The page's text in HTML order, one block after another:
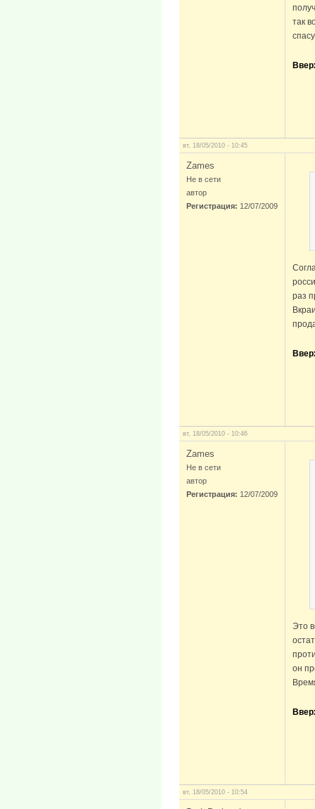
так
вт, 18/05/2010 - 10:45
Zames
Не в сети
автор
Регистрация: 12/07/2009
раз
вт, 18/05/2010 - 10:46
Zames
Не в сети
автор
Регистрация: 12/07/2009
Это
он
вт, 18/05/2010 - 10:54